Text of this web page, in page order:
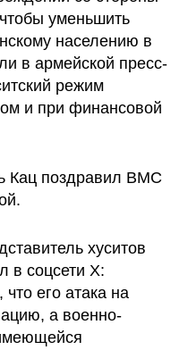
уменьшить
населению в
в армейской пресс-
режим
и при финансовой
Кац поздравил ВМС
хуситов
в соцсети X:
его атака на
а военно-